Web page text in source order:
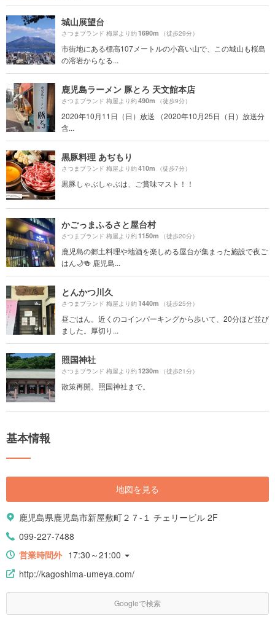
城山展望台
さつまブランド 梅屋より約1690m （徒歩29分）
市街地にある標高107メートルの小高い山で、この城山も桜島
の溶岩からなる...
鹿児島ラーメン 豚とろ 天文館本店
さつまブランド 梅屋より約490m （徒歩9分）
2020年10月11日（日）放送 （2020年10月25日（日）放送分
含...
黒豚料理 あぢもり
さつまブランド 梅屋より約410m （徒歩7分）
黒豚しゃぶしゃぶは、ご賞味マスト！！
かごっまふるさと屋台村
さつまブランド 梅屋より約1150m （徒歩20分）
鹿児島の郷土料理や地酒を楽しめる屋台が集まった施設で夜ご
はん🌙🍻 鹿児島...
とんかつ川久
さつまブランド 梅屋より約1440m （徒歩25分）
昼ごはん。近くのコインパーキングから歩いて、20分ほど並び
ました。厚切り...
照国神社
さつまブランド 梅屋より約1230m （徒歩21分）
散策再開。照国神社まで。
基本情報
地図を見る
鹿児島県鹿児島市新屋敷町２７-１ チェリービル 2F
099-227-7488
営業時間外 17:30～21:00
http://kagoshima-umeya.com/
Googleで検索